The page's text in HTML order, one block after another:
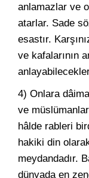
anlamazlar ve
atarlar. Sade
esastır.
ve kafalarının
4) Onlara
ve
hâlde rableri
hakiki din
meydandadır.
dünyada en